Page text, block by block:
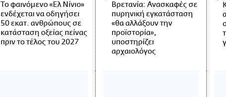
Το φαινόμενο «Ελ Νίνιο»
ενδέχεται να οδηγήσει
50 εκατ. ανθρώπους σε
κατάσταση οξείας πείνας
πριν το τέλος του 2027
Βρετανία: Ανασκαφές σε
πυρηνική εγκατάσταση
«θα αλλάξουν την
προϊστορία»,
υποστηρίζει
αρχαιολόγος